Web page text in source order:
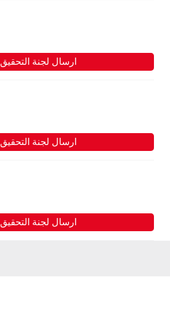
ارسال لجنة التحقيق
ارسال لجنة التحقيق
ارسال لجنة التحقيق